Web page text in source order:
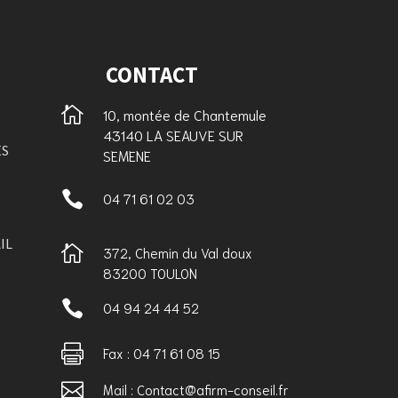
CONTACT

10, montée de Chantemule
43140 LA SEAUVE SUR
SEMENE
 04 71 61 02 03

372, Chemin du Val doux
83200 TOULON
 04 94 24 44 52
 Fax : 04 71 61 08 15
 Mail : Contact@afirm-conseil.fr